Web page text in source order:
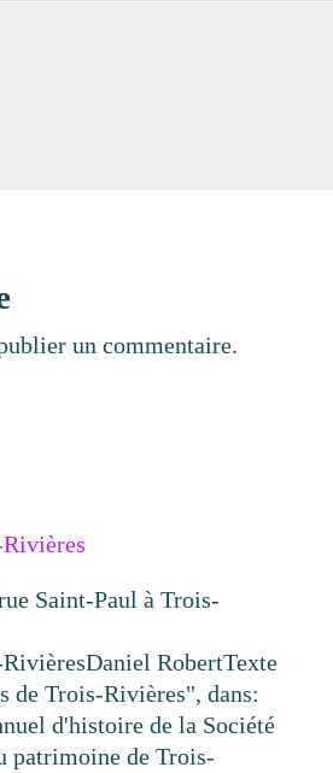
un commentaire.
Saint-Paul à Trois-
RivièresDaniel RobertTexte
de Trois-Rivières", dans:
d'histoire de la Société
patrimoine de Trois-